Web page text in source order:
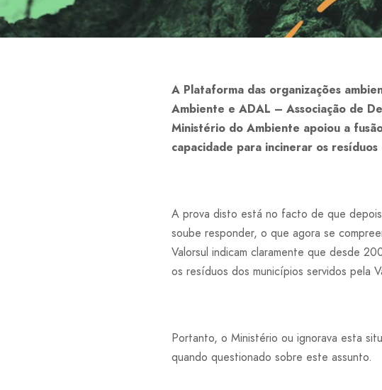
A Plataforma das organizações
Ambiente e ADAL – Associação de
Ministério do Ambiente apoiou a
capacidade para incinerar os resíduos
A prova disto está no facto de que
soube responder, o que agora se
Valorsul indicam claramente que desde
os resíduos dos municípios servidos pela
Portanto, o Ministério ou ignorava esta
quando questionado sobre este assunto.